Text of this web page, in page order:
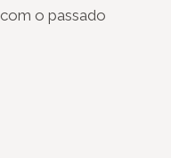
com o passado